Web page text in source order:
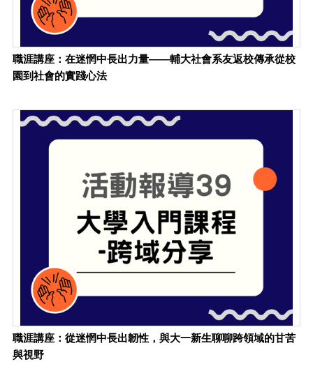
職涯講座：在迷惘中長出力量——輔大社會系友返校傳承從校
園到社會的實踐心法
職涯講座：從迷惘中長出韌性，與大一新生聊聊跨領域的甘苦
與視野